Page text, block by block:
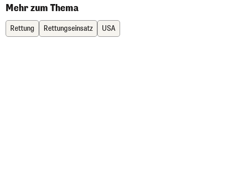
Mehr zum Thema
Rettung Rettungseinsatz USA